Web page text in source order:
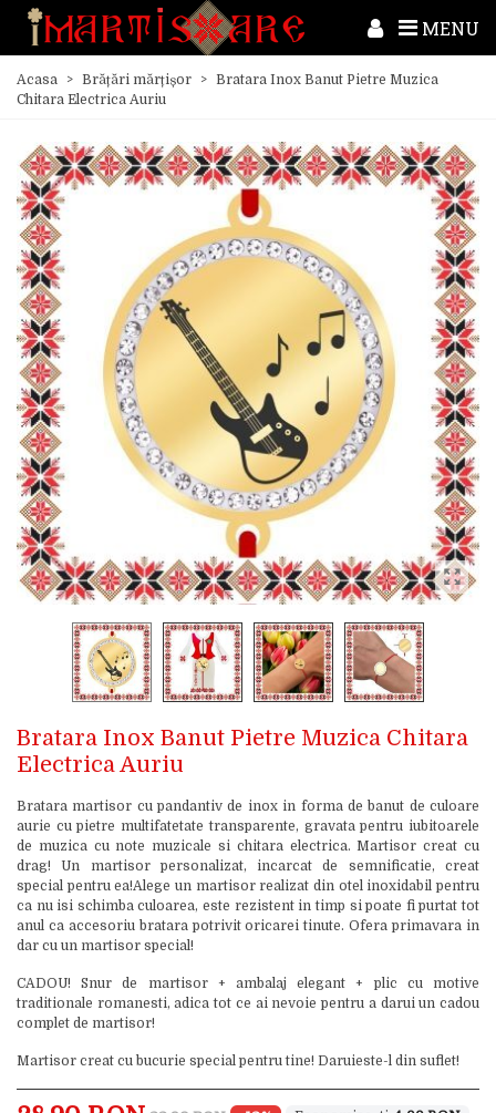
MENU
Acasa > Brățări mărțișor > Bratara Inox Banut Pietre Muzica
Chitara Electrica Auriu
Bratara Inox Banut Pietre Muzica Chitara
Electrica Auriu
Bratara martisor cu pandantiv de inox in forma de banut de culoare
aurie cu pietre multifatetate transparente, gravata pentru iubitoarele
de muzica cu note muzicale si chitara electrica. Martisor creat cu
drag! Un martisor personalizat, incarcat de semnificatie, creat
special pentru ea!Alege un martisor realizat din otel inoxidabil pentru
ca nu isi schimba culoarea, este rezistent in timp si poate fi purtat tot
anul ca accesoriu bratara potrivit oricarei tinute. Ofera primavara in
dar cu un martisor special!
CADOU! Snur de martisor + ambalaj elegant + plic cu motive
traditionale romanesti, adica tot ce ai nevoie pentru a darui un cadou
complet de martisor!
Martisor creat cu bucurie special pentru tine! Daruieste-l din suflet!